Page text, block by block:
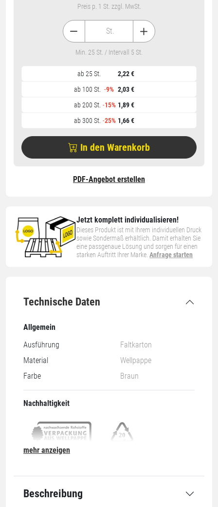
Jetzt komplett individualisieren!
Dieses Produkt ist mit Ihrem individuellen Druck
sowie Sondermaß erhältlich. Damit erhalten Sie
eine passgenaue Lösung und sorgen für einen
starken Auftritt Ihrer Marke.Anfrage starten
Technische Daten
Allgemein
Ausführung
Faltkarton
Material
Wellpappe
Farbe
Braun
Nachhaltigkeit
Abmessung
mehr anzeigen
Beschreibung
Preis p. 1 St. zzgl. MwSt.
ab 25 St.
2,22 €
ab 100 St.
-9% 2,03 €
ab 200 St. -15% 1,89 €
ab 300 St. -25% 1,66 €
St.
Min. 25 St. / Intervall 5 St.
In den Warenkorb
PDF-Angebot erstellen